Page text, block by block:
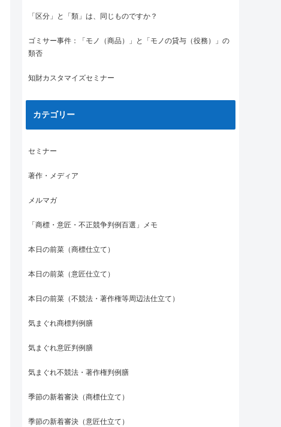
「区分」と「類」は、同じものですか？
ゴミサー事件：「モノ（商品）」と「モノの貸与（役務）」の
類否
知財カスタマイズセミナー
カテゴリー
セミナー
著作・メディア
メルマガ
「商標・意匠・不正競争判例百選」メモ
本日の前菜（商標仕立て）
本日の前菜（意匠仕立て）
本日の前菜（不競法・著作権等周辺法仕立て）
気まぐれ商標判例膳
気まぐれ意匠判例膳
気まぐれ不競法・著作権判例膳
季節の新着審決（商標仕立て）
季節の新着審決（意匠仕立て）